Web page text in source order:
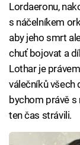
Lordaeronu,
s náčelníkem
aby jeho smrt
chuť bojovat a
Lothar je
válečníků všech
bychom právě
ten čas strávili.